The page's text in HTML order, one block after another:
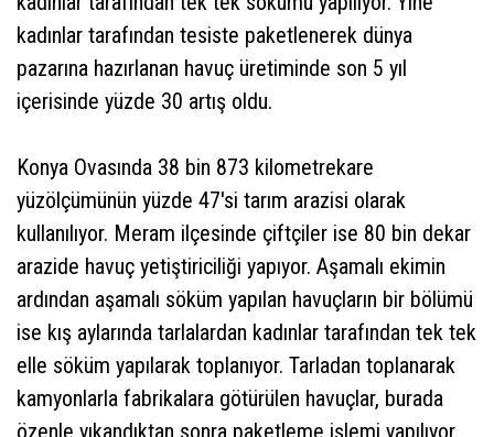
kadınlar tarafından tesiste paketlenerek dünya
pazarına hazırlanan havuç üretiminde son 5 yıl
içerisinde yüzde 30 artış oldu.
Konya Ovasında 38 bin 873 kilometrekare
yüzölçümünün yüzde 47'si tarım arazisi olarak
kullanılıyor. Meram ilçesinde çiftçiler ise 80 bin dekar
arazide havuç yetiştiriciliği yapıyor. Aşamalı ekimin
ardından aşamalı söküm yapılan havuçların bir bölümü
ise kış aylarında tarlalardan kadınlar tarafından tek tek
elle söküm yapılarak toplanıyor. Tarladan toplanarak
kamyonlarla fabrikalara götürülen havuçlar, burada
özenle yıkandıktan sonra paketleme işlemi yapılıyor.